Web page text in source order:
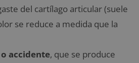
del cartílago articular (suele
se reduce a medida que la
accidente, que se produce